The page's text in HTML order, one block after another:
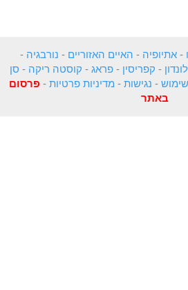
- אתיופיה - האיים האזוריים - נורבגיה -
לונדון - קפריסין -פראג - קוסטה ריקה - סן
- נגישות - מדיניות פרטיות - פרסום
באתר